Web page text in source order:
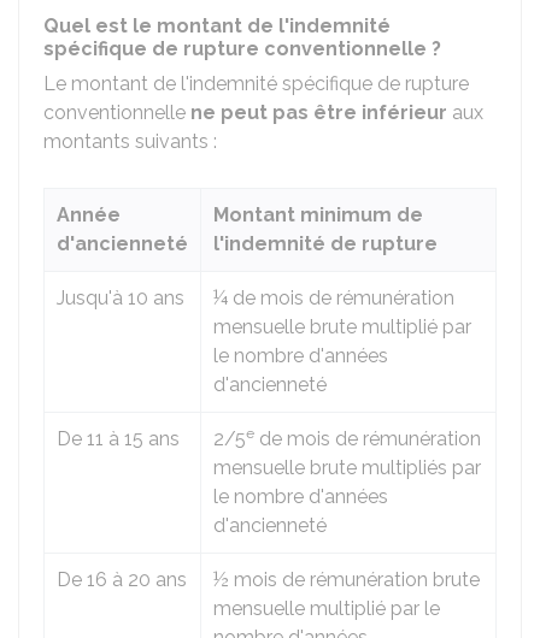
Quel est le montant de l'indemnité
spécifique de rupture conventionnelle ?
Le montant de l'indemnité spécifique de rupture
conventionnelle ne peut pas être inférieur aux
montants suivants :
Année
d'ancienneté
Montant minimum de
l'indemnité de rupture
Jusqu'à 10 ans
¼ de mois de rémunération
mensuelle brute multiplié par
le nombre d'années
d'ancienneté
De 11 à 15 ans 2/5e de mois de rémunération
mensuelle brute multipliés par
le nombre d'années
d'ancienneté
De 16 à 20 ans
½ mois de rémunération brute
mensuelle multiplié par le